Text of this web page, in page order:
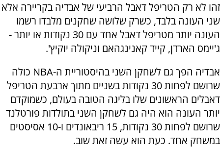
זהו לא רק הטריפל דאבל הרביעי של אבדיה בקריירה אלא
שני העונה בלבד, כשרק שלושה שחקנים מלבדו רשמו
העונה יותר מטריפל דאבל אחד עם 30 נקודות או יותר -
ג'יימס הארדן, קייד קאנינגהאם וניקולה יוקיץ'.
אבדיה הפך גם לשחקן השני בהיסטוריית ה-NBA כולה
שרושם לפחות 30 נקודות בשניים מתוך ארבעת הטריפל
דאבלים הראשונים שלו בליגה הטובה בעולם, כשמוקדם
יותר העונה הוא היה גם לשחקן השני בתולדות פורטלנד
שרושם לפחות 30 נקודות, 15 ריבאונדים ו-10 אסיסטים
במשחק אחד. כעת הוא עשה זאת שוב.